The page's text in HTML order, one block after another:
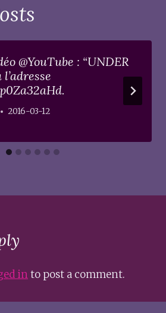
@YouTube : “UNDER
2016-03-12
into post a comment.